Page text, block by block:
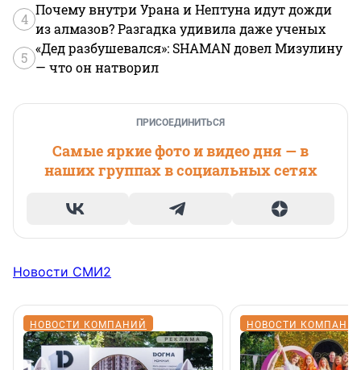
4
Почему внутри Урана и Нептуна идут дожди
из алмазов? Разгадка удивила даже ученых
5
«Дед разбушевался»: SHAMAN довел Мизулину
— что он натворил
ПРИСОЕДИНИТЬСЯ
Самые яркие фото и видео дня — в
наших группах в социальных сетях
Новости СМИ2
НОВОСТИ КОМПАНИЙ НОВОСТИ